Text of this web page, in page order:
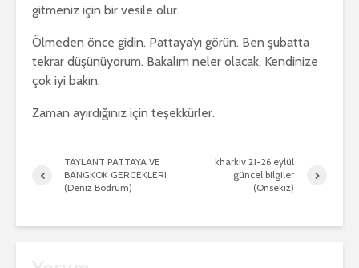
gitmeniz için bir vesile olur.
Ölmeden önce gidin. Pattaya’yı görün. Ben şubatta
tekrar düşünüyorum. Bakalım neler olacak. Kendinize
çok iyi bakın.
Zaman ayırdığınız için teşekkürler.
TAYLANT PATTAYA VE
BANGKOK GERCEKLERI
(Deniz Bodrum)
kharkiv 21-26 eylül
güncel bilgiler
(Onsekiz)